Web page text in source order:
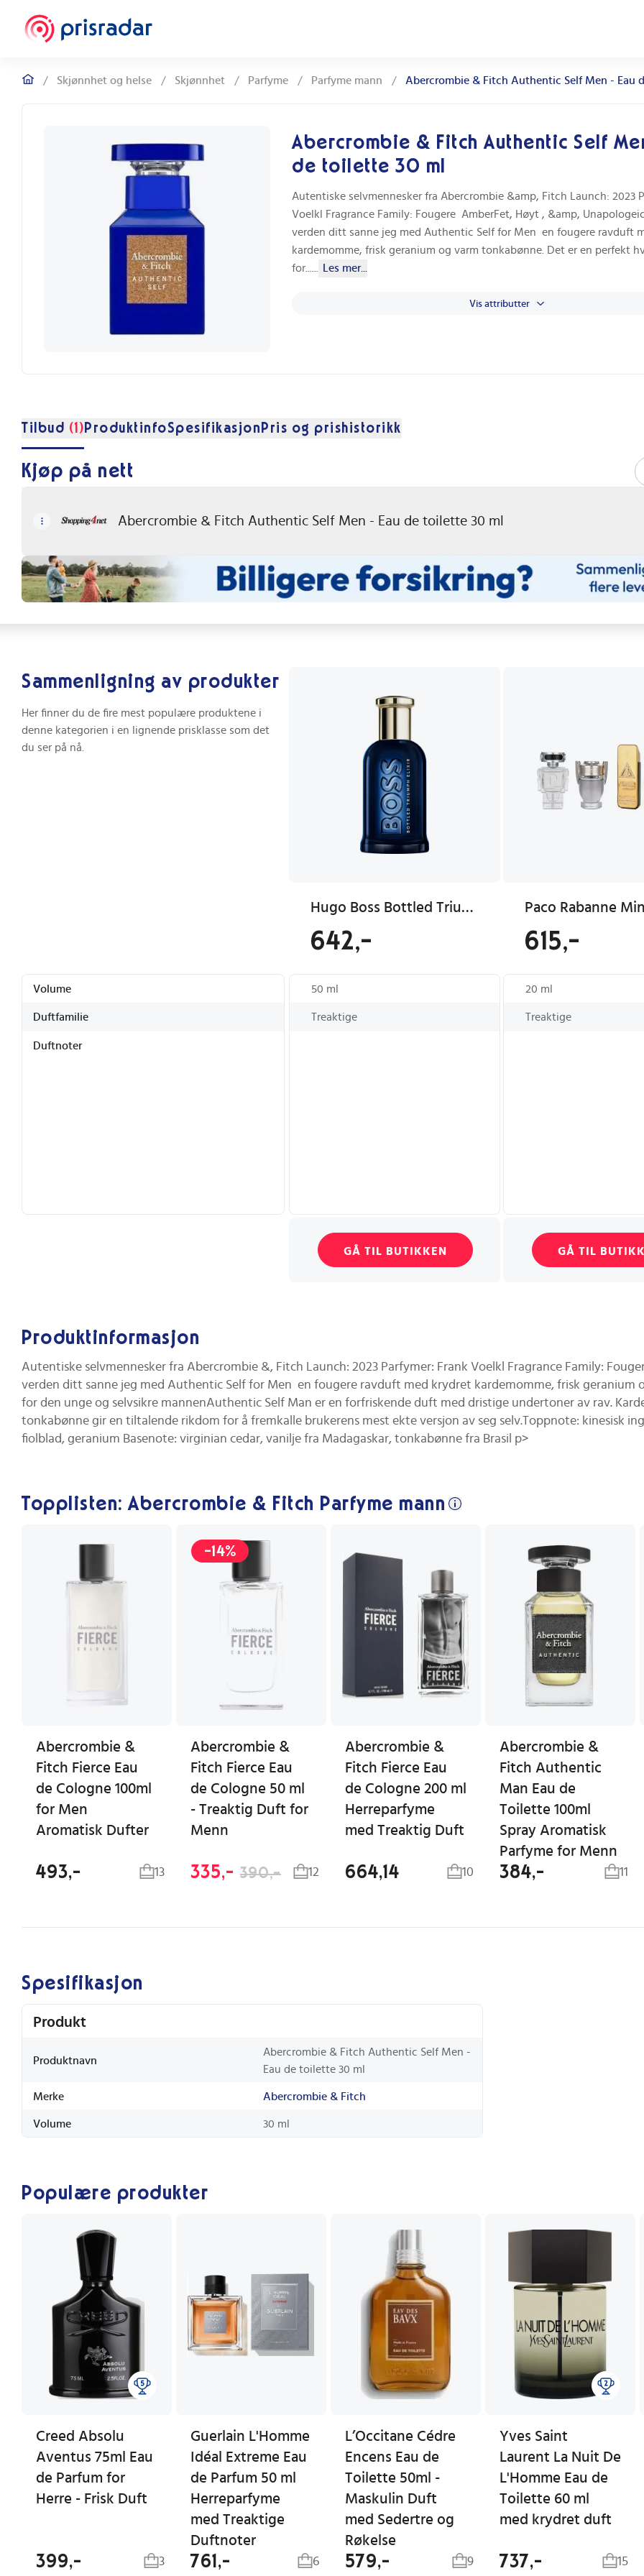
/ Skjønnhet og helse / Skjønnhet / Parfyme / Parfyme mann / Abercrombie & Fitch Authentic Self Men - Eau
Abercrombie & Fitch Authentic Self
de toilette 30 ml
Autentiske selvmennesker fra Abercrombie &amp, Fitch Launch: 2023
Voelkl Fragrance Family: Fougere  AmberFet, Høyt , &amp,
verden ditt sanne jeg med Authentic Self for Men  en fougere ravduft
kardemomme, frisk geranium og varm tonkabønne. Det er en perfekt
for...
Les mer...
Vis attributter
Tilbud (1) ProduktinfoSpesifikasjon Pris og prishistorikk
Kjøp på nett
Abercrombie & Fitch Authentic Self Men - Eau de toilette 30 ml
Sammenligning av produkter
Her finner du de fire mest populære produktene i
denne kategorien i en lignende prisklasse som det
du ser på nå.
Hugo Boss Bottled Triumph Elixir Eau de Parfum 50ml for Herre - Treaktige Duftnoter
642,- 615,-
Volume 50 ml 20 ml
Duftfamilie Treaktige Treaktige
Duftnoter
GÅ TIL BUTIKKEN GÅ TIL
Produktinformasjon
Autentiske selvmennesker fra Abercrombie &, Fitch Launch: 2023 Parfymer: Frank Voelkl Fragrance Family:
verden ditt sanne jeg med Authentic Self for Men  en fougere ravduft med krydret kardemomme, frisk
for den unge og selvsikre mannenAuthentic Self Man er en forfriskende duft med dristige undertoner av rav.
tonkabønne gir en tiltalende rikdom for å fremkalle brukerens mest ekte versjon av seg selv.Toppnote: kinesisk
fiolblad, geranium Basenote: virginian cedar, vanilje fra Madagaskar, tonkabønne fra Brasil p>
Topplisten: Abercrombie & Fitch Parfyme mann
Abercrombie &
Fitch Fierce Eau
de Cologne 100ml
for Men
Aromatisk Dufter
493,- 13
-14%
Abercrombie &
Fitch Fierce Eau
de Cologne 50 ml
- Treaktig Duft for
Menn
335,- 390,- 12
Abercrombie &
Fitch Fierce Eau
de Cologne 200 ml
Herreparfyme
med Treaktig Duft
664,14 10
Abercrombie &
Fitch Authentic
Man Eau de
Toilette 100ml
Spray Aromatisk
Parfyme for Menn
384,- 11
Spesifikasjon
Produkt
Produktnavn
Abercrombie & Fitch Authentic Self Men -
Eau de toilette 30 ml
Merke Abercrombie & Fitch
Volume 30 ml
Populære produkter
Creed Absolu
Aventus 75ml Eau
de Parfum for
Herre - Frisk Duft
399,- 3
Guerlain L'Homme
Idéal Extreme Eau
de Parfum 50 ml
Herreparfyme
med Treaktige
Duftnoter
761,- 6
L’Occitane Cédre
Encens Eau de
Toilette 50ml -
Maskulin Duft
med Sedertre og
Røkelse
579,- 9
Yves Saint
Laurent La Nuit De
L'Homme Eau de
Toilette 60 ml
med krydret duft
737,- 15